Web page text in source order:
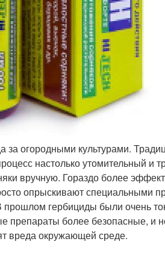
за огородными культурами.
настолько утомительный и
вручную. Гораздо более
опрыскивают специальными
гербициды были очень
более безопасные, и
вреда окружающей среде.